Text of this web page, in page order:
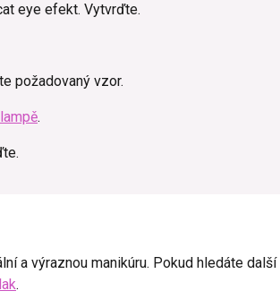
eye efekt. Vytvrďte.
požadovaný vzor.
.
a výraznou manikúru. Pokud hledáte
.